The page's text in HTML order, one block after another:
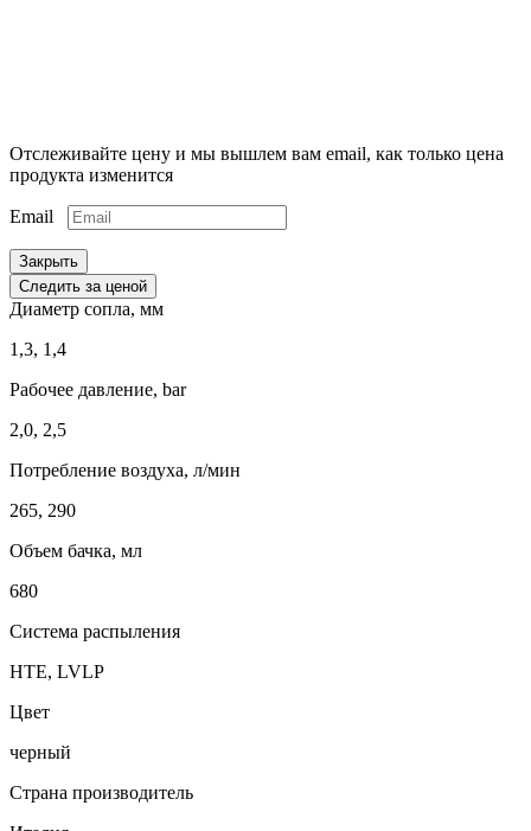
Отслеживайте цену и мы вышлем вам email, как только цена
продукта изменится
Email
Закрыть
Следить за ценой
Диаметр сопла, мм
1,3, 1,4
Рабочее давление, bar
2,0, 2,5
Потребление воздуха, л/мин
265, 290
Объем бачка, мл
680
Система распыления
HTE, LVLP
Цвет
черный
Страна производитель